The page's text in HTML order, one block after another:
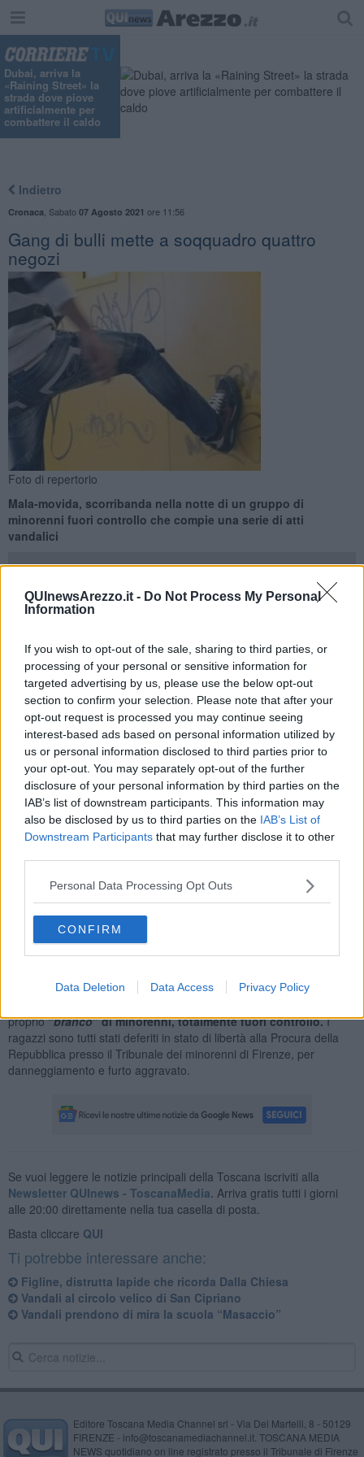
QUInewsArezzo.it - Do Not Process My Personal
Information
If you wish to opt-out of the sale, sharing to third parties, or
processing of your personal or sensitive information for
targeted advertising by us, please use the below opt-out
section to confirm your selection. Please note that after your
opt-out request is processed you may continue seeing
interest-based ads based on personal information utilized by
us or personal information disclosed to third parties prior to
your opt-out. You may separately opt-out of the further
disclosure of your personal information by third parties on the
IAB’s list of downstream participants. This information may
also be disclosed by us to third parties on the IAB’s List of
Downstream Participants that may further disclose it to other
Personal Data Processing Opt Outs
CONFIRM
Data Deletion Data Access Privacy Policy
Dubai, arriva la
«Raining Street» la
strada dove piove
artificialmente per
combattere il caldo
Indietro
Cronaca Sabato 07 Agosto 2021 ore 11:56
Gang di bulli mette a soqquadro quattro
negozi
Foto di repertorio
Mala-movida, scorribanda nella notte di un gruppo di
minorenni fuori controllo che compie una serie di atti
vandalici
della festa del Perdono di Cavriglia.I bulli senza controllo sono
andati in giro per il paese a danneggiare tutto quello che trovavano
sulla loro strada.
Nella scorribanda della malamovida la gang harottosedie e tavoli,
imbrattatomuri,scassato
distributori automatici di sigarette,
piante e vasi, portato via lampadine e contenitori con
piante.La banda di minorenni ha colpito 4 negozi del centro
storico della cittadina, piccole attività di quartiere che erano già
state messe a dura prova dalle difficoltà economiche legate al
lockdown
i Carabinieridella Stazione di Cavriglia si sono
immediatamente messi all’opera per individuare gli autori degli atti
di vandalismo. I militari hanno compiuto indagini a 360 gradi,
ascoltando i testimoni e analizzando ore di riprese dei circuiti di
videosorveglianza delle vie limitrofe agli esercizi teatro della
All’esito degli approfondimenti investigativi, i Carabinieri sono
proprio“branco” di minorenni, totalmente fuori controllo.I
ragazzi sono tutti stati deferiti in stato di libertà alla Procura della
Repubblica presso il Tribunale dei minorenni di Firenze, per
danneggiamento e furto aggravato.
Se vuoi leggere le notizie principali della Toscana iscriviti alla
Newsletter QUInews - ToscanaMedia. Arriva gratis tutti i giorni
alle 20:00 direttamente nella tua casella di posta.
Basta cliccare QUI
Ti potrebbe interessare anche:
Figline, distrutta lapide che ricorda Dalla Chiesa
Vandali al circolo velico di San Cipriano
Vandali prendono di mira la scuola “Masaccio”
Editore Toscana Media Channel srl - Via Dei Martelli, 8 - 50129
FIRENZE - info@toscanamediachannel.it. TOSCANA MEDIA
NEWS quotidiano on line registrato presso il Tribunale di Firenze